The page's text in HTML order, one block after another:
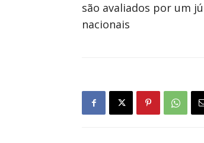
são avaliados por um
nacionais